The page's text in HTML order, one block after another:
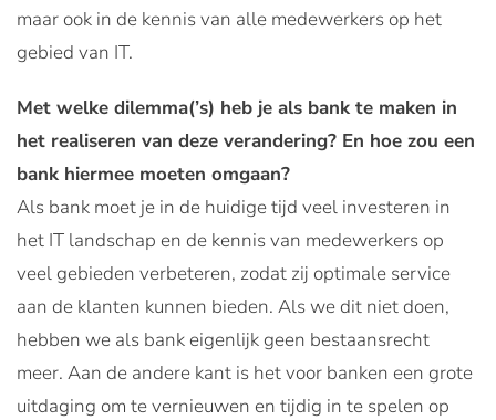
maar ook in de kennis van alle medewerkers op het
gebied van IT.
Met welke dilemma(’s) heb je als bank te maken in
het realiseren van deze verandering? En hoe zou een
bank hiermee moeten omgaan?
Als bank moet je in de huidige tijd veel investeren in
het IT landschap en de kennis van medewerkers op
veel gebieden verbeteren, zodat zij optimale service
aan de klanten kunnen bieden. Als we dit niet doen,
hebben we als bank eigenlijk geen bestaansrecht
meer. Aan de andere kant is het voor banken een grote
uitdaging om te vernieuwen en tijdig in te spelen op